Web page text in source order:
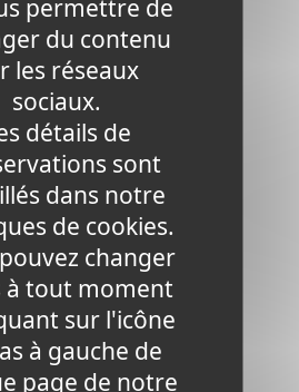
de carbone
Horizon 2024
MW
permettre de
du contenu
les réseaux
sociaux.
détails de
sont
dans notre
de cookies.
changer
à tout moment
sur l'icône
à gauche de
page de notre